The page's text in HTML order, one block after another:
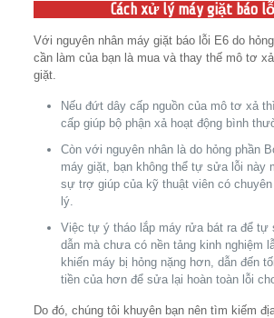
Cách xử lý máy giặt báo
Với nguyên nhân máy giặt báo lỗi E6 do
cần làm của bạn là mua và thay thế mô tơ
giặt.
Nếu đứt dây cấp nguồn của mô tơ xả
cấp giúp bộ phận xả hoạt động bình
Còn với nguyên nhân là do hỏng phần
máy giặt, bạn không thể tự sửa lỗi này
sự trợ giúp của kỹ thuật viên có
lý.
Việc tự ý tháo lắp máy rửa bát ra để tự
dẫn mà chưa có nền tảng kinh nghiệm
khiến máy bị hỏng nặng hơn, dẫn đến
tiền của hơn để sửa lại hoàn toàn lỗi
Do đó, chúng tôi khuyên bạn nên tìm kiếm